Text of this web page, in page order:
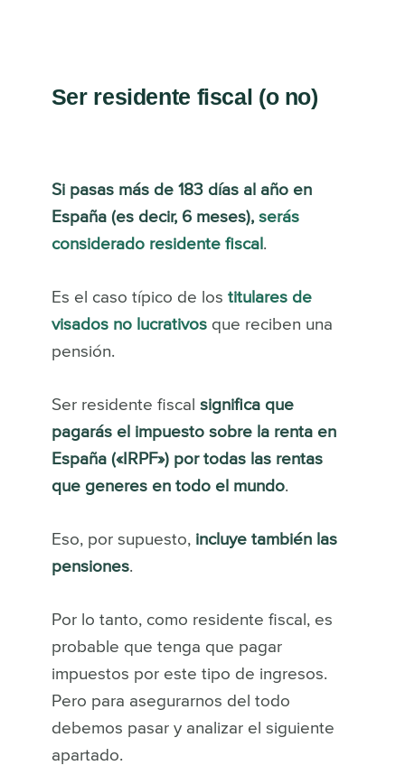
Ser residente fiscal (o no)
Si pasas más de 183 días al año en
España (es decir, 6 meses), serás
considerado residente fiscal .
Es el caso típico de los titulares de
visados no lucrativosque reciben una
pensión.
Ser residente fiscal significa que
pagarás el impuesto sobre la renta en
España («IRPF») por todas las rentas
que generes en todo el mundo.
Eso, por supuesto, incluye también las
pensiones.
Por lo tanto, como residente fiscal, es
probable que tenga que pagar
impuestos por este tipo de ingresos.
Pero para asegurarnos del todo
debemos pasar y analizar el siguiente
apartado.